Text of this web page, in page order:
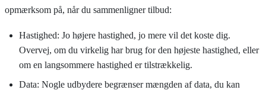
opmærksom på, når du sammenligner tilbud:
Hastighed: Jo højere hastighed, jo mere vil det koste dig.
Overvej, om du virkelig har brug for den højeste hastighed, eller
om en langsommere hastighed er tilstrækkelig.
Data: Nogle udbydere begrænser mængden af data, du kan